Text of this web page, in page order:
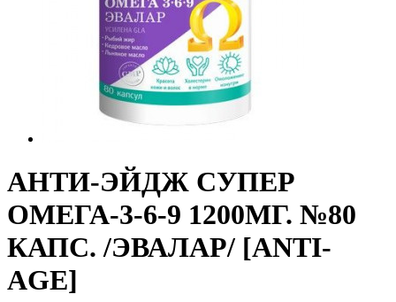
АНТИ-ЭЙДЖ СУПЕР
ОМЕГА-3-6-9 1200МГ. №80
КАПС. /ЭВАЛАР/ [ANTI-
AGE]